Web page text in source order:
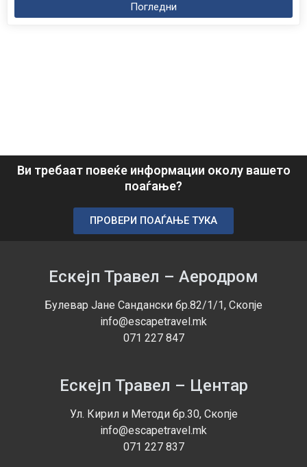
Погледни
Ви требаат повеќе информации околу вашето
поаѓање?
ПРОВЕРИ ПОАЃАЊЕ ТУКА
Ескејп Травел – Аеродром
Булевар Јане Сандански бр.82/1/1, Скопје
info@escapetravel.mk
071 227 847
Ескејп Травел – Центар
Ул. Кирил и Методи бр.30, Скопје
info@escapetravel.mk
071 227 837